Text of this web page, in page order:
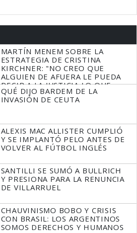
MARTÍN MENEM SOBRE LA
ESTRATEGIA DE CRISTINA
KIRCHNER: "NO CREO QUE
ALGUIEN DE AFUERA LE PUEDA
DECIR A LA JUSTICIA LO QUE
TIENE QUE HACER"
QUÉ DIJO BARDEM DE LA
INVASIÓN DE CEUTA
ALEXIS MAC ALLISTER CUMPLIÓ
Y SE IMPLANTÓ PELO ANTES DE
VOLVER AL FÚTBOL INGLÉS
SANTILLI SE SUMÓ A BULLRICH
Y PRESIONA PARA LA RENUNCIA
DE VILLARRUEL
CHAUVINISMO BOBO Y CRISIS
CON BRASIL: LOS ARGENTINOS
SOMOS DERECHOS Y HUMANOS